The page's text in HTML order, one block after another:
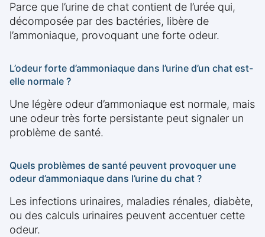
Parce que l’urine de chat contient de l’urée qui,
décomposée par des bactéries, libère de
l’ammoniaque, provoquant une forte odeur.
L’odeur forte d’ammoniaque dans l’urine d’un chat est-
elle normale ?
Une légère odeur d’ammoniaque est normale, mais
une odeur très forte persistante peut signaler un
problème de santé.
Quels problèmes de santé peuvent provoquer une
odeur d’ammoniaque dans l’urine du chat ?
Les infections urinaires, maladies rénales, diabète,
ou des calculs urinaires peuvent accentuer cette
odeur.